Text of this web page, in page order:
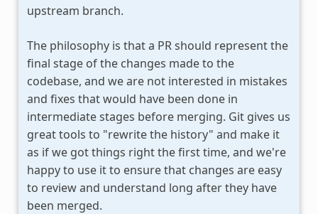
upstream branch.
The philosophy is that a PR should represent the
final stage of the changes made to the
codebase, and we are not interested in mistakes
and fixes that would have been done in
intermediate stages before merging. Git gives us
great tools to "rewrite the history" and make it
as if we got things right the first time, and we're
happy to use it to ensure that changes are easy
to review and understand long after they have
been merged.